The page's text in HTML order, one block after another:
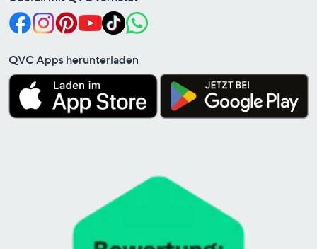
QVC Apps herunterladen